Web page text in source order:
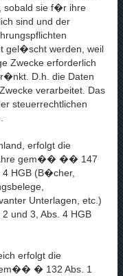
sobald sie f�r ihre
sind und der
gel�scht werden, weil
Zwecke erforderlich
D.h. die Daten
verarbeitet. Das
steuerrechtlichen
erfolgt die
gem�� �� 147
4 HGB (B�cher,
Unterlagen, etc.)
und 3, Abs. 4 HGB
erfolgt die
� 132 Abs. 1